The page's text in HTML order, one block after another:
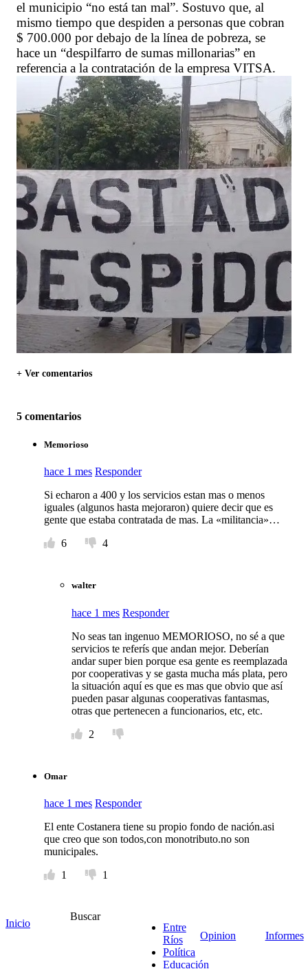
el municipio “no está tan mal”. Sostuvo que, al
mismo tiempo que despiden a personas que cobran
$ 700.000 por debajo de la línea de pobreza, se
hace un “despilfarro de sumas millonarias” en
referencia a la contratación de la empresa VITSA.
+ Ver comentarios
5 comentarios
Memorioso
hace 1 mes Responder
Si echaron a 400 y los servicios estan mas o menos
iguales (algunos hasta mejoraron) quiere decir que es
gente que estaba contratada de mas. La «militancia»…
6
4
walter
hace 1 mes Responder
No seas tan ingenuo MEMORIOSO, no sé a que
servicios te referís que andan mejor. Deberían
andar super bien porque esa gente es reemplazada
por cooperativas y se gasta mucha más plata, pero
la situación aquí es que es mas que obvio que así
pueden pasar algunas cooperativas fantasmas,
otras que pertenecen a funcionarios, etc, etc.
2
Omar
hace 1 mes Responder
El ente Costanera tiene su propio fondo de nación.asi
que creo que son todos,con monotributo.no son
municipales.
1
1
Ciudadano
Inicio
Buscar
Entre
Ríos
Política
Educación
Opinion Informes